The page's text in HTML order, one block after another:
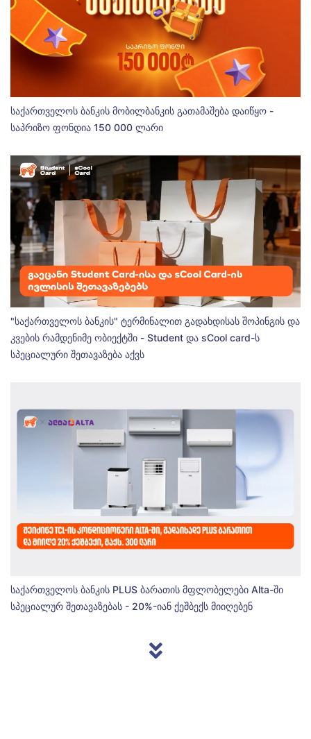
საქართველოს ბანკის მობილბანკის გათამაშება დაიწყო -
საპრიზო ფონდია 150 000 ლარი
"საქართველოს ბანკის" ტერმინალით გადახდისას შოპინგის და
კვების რამდენიმე ობიექტში - Student და sCool card-ს
სპეციალური შეთავაზება აქვს
საქართველოს ბანკის PLUS ბარათის მფლობელები Alta-ში
სპეციალურ შეთავაზებას - 20%-იან ქეშბექს მიიღებენ